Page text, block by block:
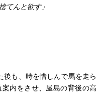
てんと欲す」
後も、時を惜しんで馬を走ら
内をさせ、屋島の背後の高